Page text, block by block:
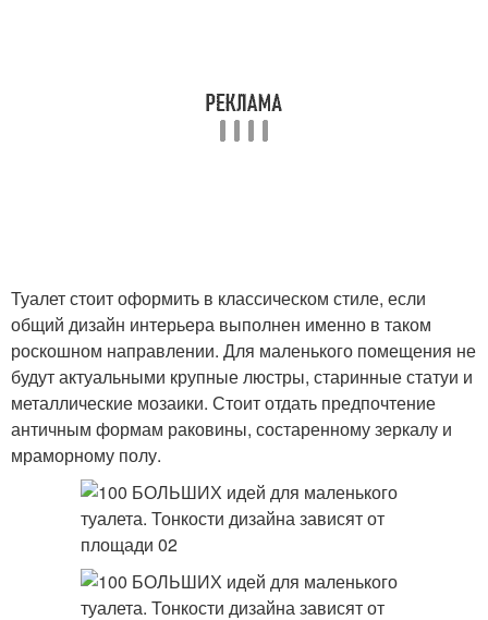
Туалет стоит оформить в классическом стиле, если
общий дизайн интерьера выполнен именно в таком
роскошном направлении. Для маленького помещения не
будут актуальными крупные люстры, старинные статуи и
металлические мозаики. Стоит отдать предпочтение
античным формам раковины, состаренному зеркалу и
мраморному полу.